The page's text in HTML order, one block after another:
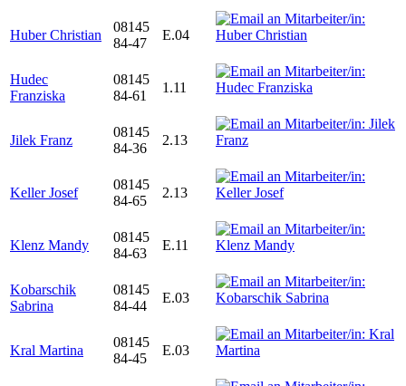
Huber Christian
08145
84-47
E.04
Hudec
Franziska
08145
84-61
1.11
Jilek Franz
08145
84-36
2.13
Keller Josef
08145
84-65
2.13
Klenz Mandy
08145
84-63
E.11
Kobarschik
Sabrina
08145
84-44
E.03
Kral Martina
08145
84-45
E.03